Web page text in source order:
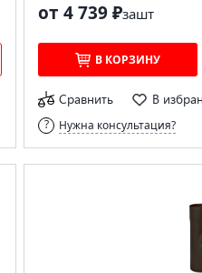
от 4 739 ₽зашт
В КОРЗИНУ
Сравнить В
Нужна консультация?